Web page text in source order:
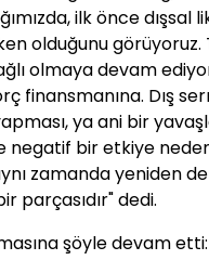
ilk önce dışsal
olduğunu görüyoruz.
olmaya devam
finansmanına. Dış
ya ani bir
negatif bir etkiye
zamanda yeniden
parçasıdır" dedi.
şöyle devam etti: